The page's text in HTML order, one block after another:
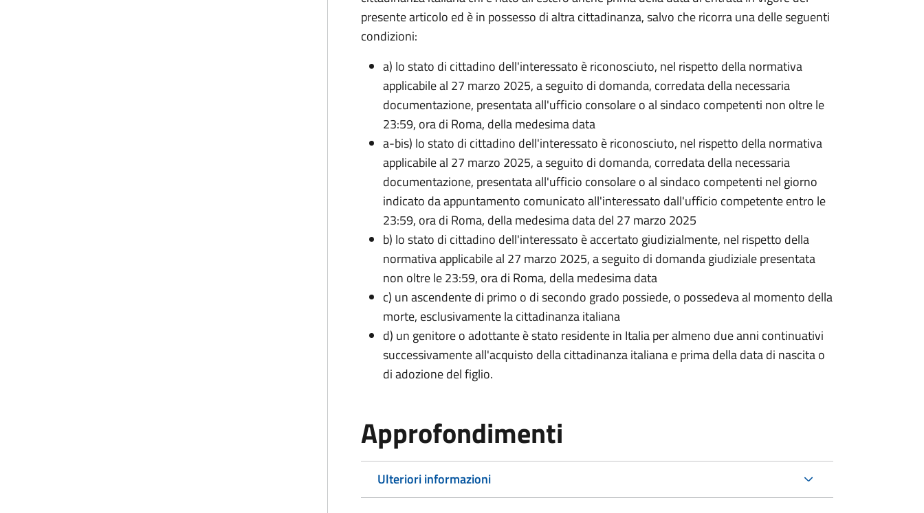
presente articolo ed è in possesso di altra cittadinanza, salvo che ricorra una delle seguenti
condizioni:
a) lo stato di cittadino dell'interessato è riconosciuto, nel rispetto della normativa
applicabile al 27 marzo 2025, a seguito di domanda, corredata della necessaria
documentazione, presentata all'ufficio consolare o al sindaco competenti non oltre le
23:59, ora di Roma, della medesima data
a-bis) lo stato di cittadino dell'interessato è riconosciuto, nel rispetto della normativa
applicabile al 27 marzo 2025, a seguito di domanda, corredata della necessaria
documentazione, presentata all'ufficio consolare o al sindaco competenti nel giorno
indicato da appuntamento comunicato all'interessato dall'ufficio competente entro le
23:59, ora di Roma, della medesima data del 27 marzo 2025
b) lo stato di cittadino dell'interessato è accertato giudizialmente, nel rispetto della
normativa applicabile al 27 marzo 2025, a seguito di domanda giudiziale presentata
non oltre le 23:59, ora di Roma, della medesima data
c) un ascendente di primo o di secondo grado possiede, o possedeva al momento della
morte, esclusivamente la cittadinanza italiana
d) un genitore o adottante è stato residente in Italia per almeno due anni continuativi
successivamente all'acquisto della cittadinanza italiana e prima della data di nascita o
di adozione del figlio.
Approfondimenti
Ulteriori informazioni